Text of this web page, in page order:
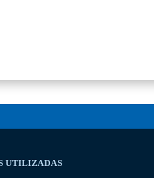
UTILIZADAS